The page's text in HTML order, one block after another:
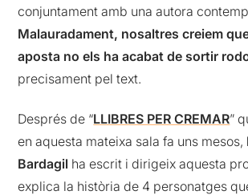
conjuntament amb una autora
Malauradament, nosaltres creiem
aposta no els ha acabat de sortir
precisament pel text.
Després de “LLIBRES PER CREMAR”
en aquesta mateixa sala fa uns mesos,
Bardagil ha escrit i dirigeix aquesta
explica la història de 4 personatges